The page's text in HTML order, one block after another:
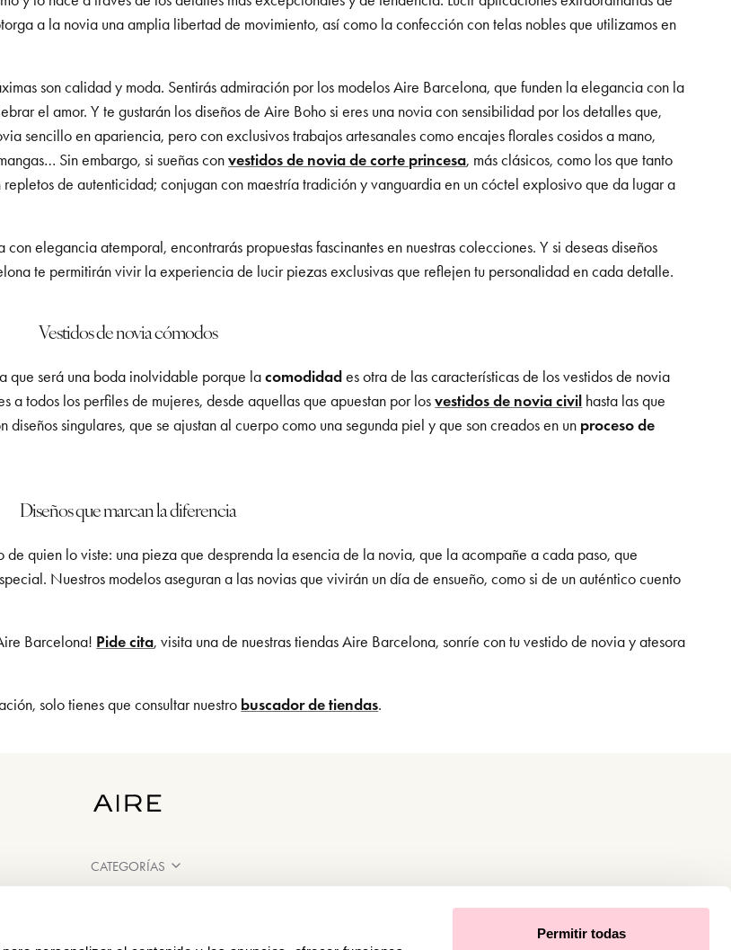
Permitir todas
a la novia una amplia libertad de movimiento, así como la confección con telas nobles que utilizamos en
son calidad y moda. Sentirás admiración por los modelos Aire Barcelona, que funden la elegancia con la
el amor. Y te gustarán los diseños de Aire Boho si eres una novia con sensibilidad por los detalles que,
sencillo en apariencia, pero con exclusivos trabajos artesanales como encajes florales cosidos a mano,
Sin embargo, si sueñas convestidos de novia de corte princesa, más clásicos, como los que tanto
de autenticidad; conjugan con maestría tradición y vanguardia en un cóctel explosivo que da lugar a
con elegancia atemporal, encontrarás propuestas fascinantes en nuestras colecciones. Y si deseas diseños
te permitirán vivir la experiencia de lucir piezas exclusivas que reflejen tu personalidad en cada detalle.
Vestidos de novia cómodos
que será una boda inolvidable porque lacomodidades otra de las características de los vestidos de novia
a todos los perfiles de mujeres, desde aquellas que apuestan por losvestidos de novia civil hasta las que
diseños singulares, que se ajustan al cuerpo como una segunda piel y que son creados en un proceso de
Diseños que marcan la diferencia
quien lo viste: una pieza que desprenda la esencia de la novia, que la acompañe a cada paso, que
Nuestros modelos aseguran a las novias que vivirán un día de ensueño, como si de un auténtico cuento
Barcelona! Pide cita, visita una de nuestras tiendas Aire Barcelona, sonríe con tu vestido de novia y atesora
solo tienes que consultar nuestro buscador de tiendas.
CATEGORÍAS